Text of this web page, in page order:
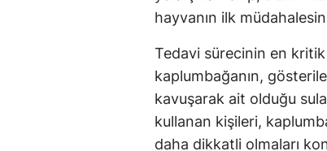
hayvanın ilk
Tedavi sürecinin en kritik
kaplumbağanın,
kavuşarak ait olduğu
kullanan kişileri,
daha dikkatli olmaları